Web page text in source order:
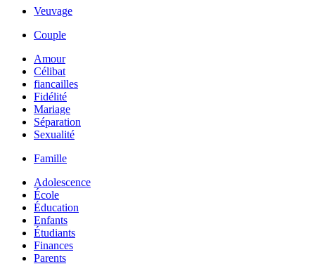
Veuvage
Couple
Amour
Célibat
fiancailles
Fidélité
Mariage
Séparation
Sexualité
Famille
Adolescence
École
Éducation
Enfants
Étudiants
Finances
Parents